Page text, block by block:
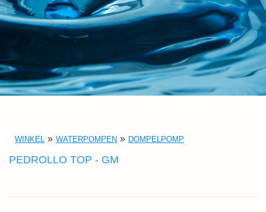
WINKEL WATERPOMPEN DOMPELPOMP
PEDROLLO TOP - GM